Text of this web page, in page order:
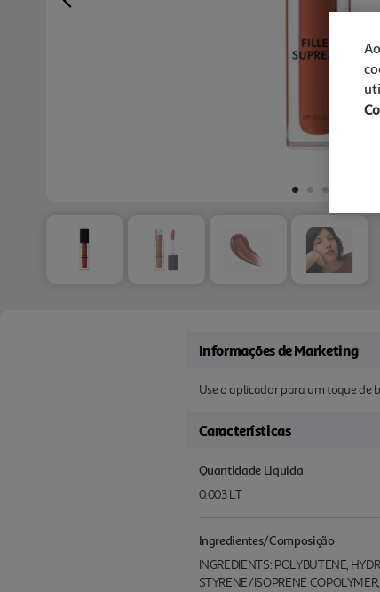
Previous
Informações de Marketing
Use o aplicador para um toque de
Características
Quantidade Liquida
0.003 LT
Ingredientes/Composição
INGREDIENTS: POLYBUTENE,
STYRENE/ISOPRENE